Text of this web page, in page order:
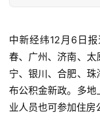
中新经纬12月6日
春、广州、济南、太
宁、银川、合肥、珠
布公积金新政。多
业人员也可参加住房